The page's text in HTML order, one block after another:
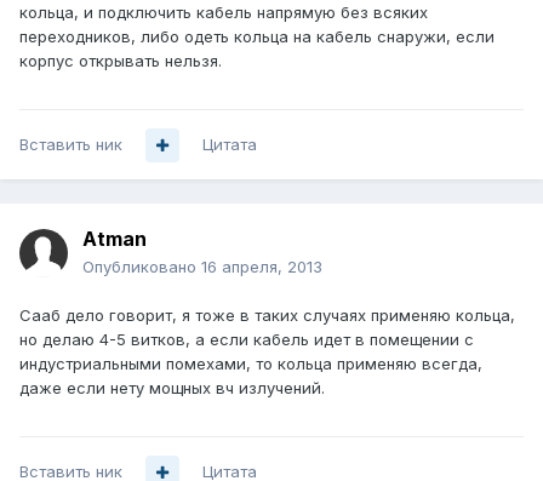
кольца, и подключить кабель напрямую без всяких
переходников, либо одеть кольца на кабель снаружи, если
корпус открывать нельзя.
Вставить ник Цитата
Atman
Опубликовано 16 апреля, 2013
Сааб дело говорит, я тоже в таких случаях применяю кольца,
но делаю 4-5 витков, а если кабель идет в помещении с
индустриальными помехами, то кольца применяю всегда,
даже если нету мощных вч излучений.
Вставить ник Цитата